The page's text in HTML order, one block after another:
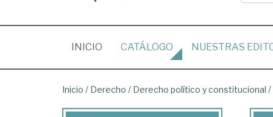
INICIO (CURRENT)
CATÁLOGO NUESTRAS
Inicio / Derecho / Derecho político y constitucional /